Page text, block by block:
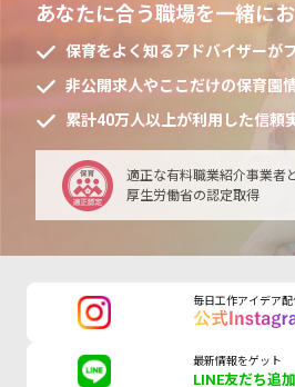
あなたに合う職場を一緒に
保育をよく知るアドバイザーが
非公開求人やここだけの保育園
累計40万人以上が利用した信頼
適正な有料職業紹介事業者
厚生労働省の認定取得
毎日工作アイデア配
最新情報をゲット
LINE友だち追加